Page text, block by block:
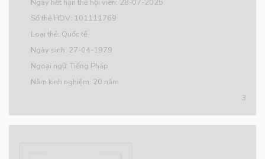
Ngày hết hạn thẻ hội viên: 28-07-2025
Số thẻ HDV: 101111769
Loại thẻ: Quốc tế
Ngày sinh: 27-04-1979
Ngoại ngữ: Tiếng Pháp
Năm kinh nghiệm: 20 năm
3